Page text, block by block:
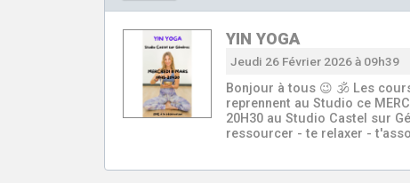
YIN YOGA
Jeudi 26 Février 2026 à 09h39
Bonjour à tous 😉 🕉 Les cours
reprennent au Studio ce
20H30 au Studio Castel sur
ressourcer - te relaxer -